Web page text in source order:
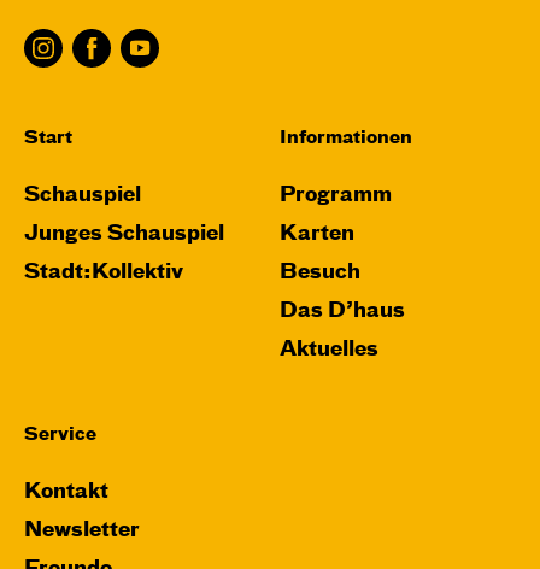
Start
Schauspiel
Junges Schauspiel
Stadt:Kollektiv
Informationen
Programm
Karten
Besuch
Das D’haus
Aktuelles
Service
Kontakt
Newsletter